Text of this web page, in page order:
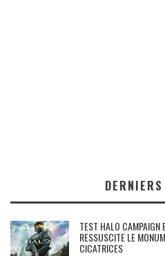
TEST HALO CAMPAIGN
RESSUSCITE LE
CICATRICES